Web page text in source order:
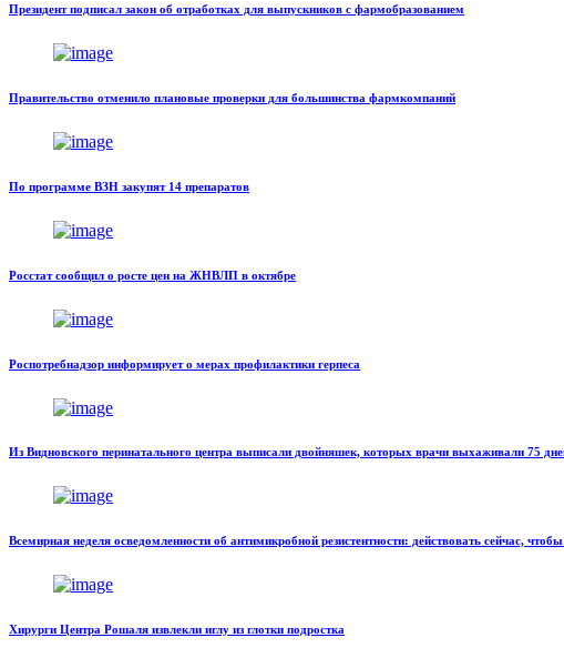
Президент подписал закон об отработках для выпускников с фармобразованием
Правительство отменило плановые проверки для большинства фармкомпаний
По программе ВЗН закупят 14 препаратов
Росстат сообщил о росте цен на ЖНВЛП в октябре
Роспотребнадзор информирует о мерах профилактики герпеса
Из Видновского перинатального центра выписали двойняшек, которых врачи выхаживали 75
Всемирная неделя осведомленности об антимикробной резистентности: действовать сейчас,
Хирурги Центра Рошаля извлекли иглу из глотки подростка